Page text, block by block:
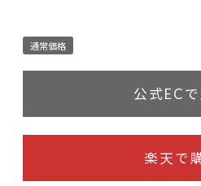
通常価格
公式EC
楽天で